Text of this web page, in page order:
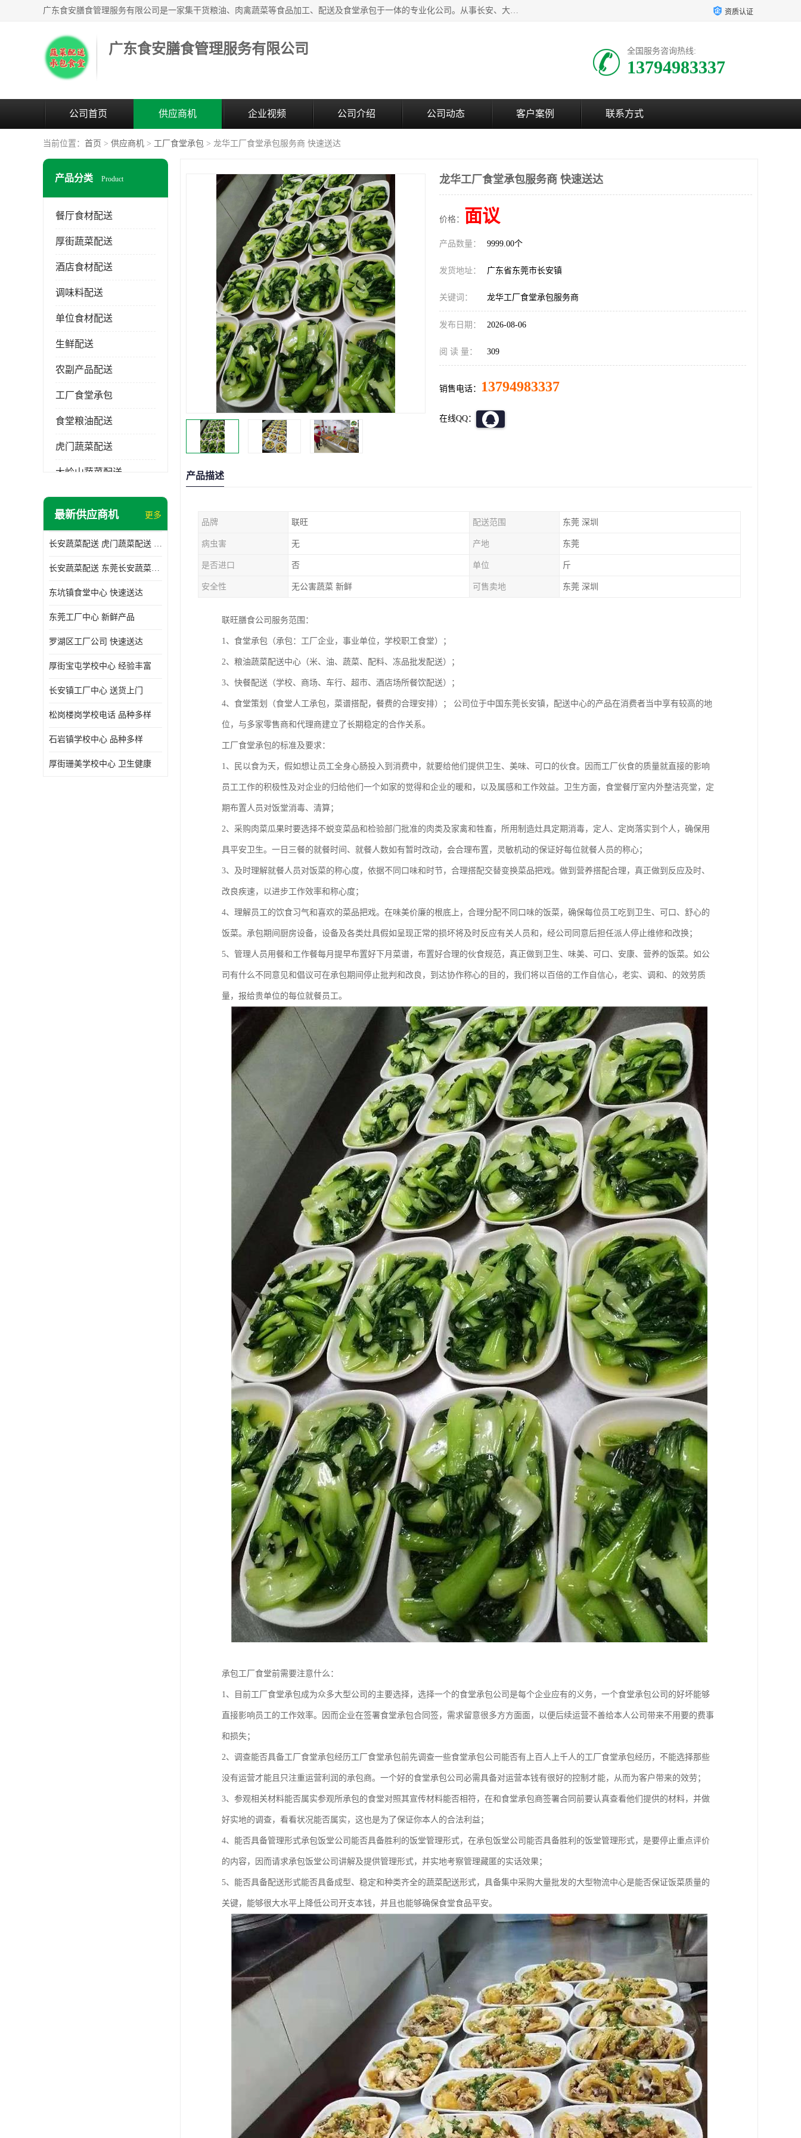
广东食安膳食管理服务有限公司是一家集干货粮油、肉禽蔬菜等食品加工、配送及食堂承包于一体的专业化公司。从事长安、大朗、大岭山、厚街、虎门等地区的蔬菜配送服务。 专业的服务队伍，以及完善的服务机制，经过多年的努力拼搏，赢得了广大客户的信赖和支持。 资质认证
广东食安膳食管理服务有限公司 全国服务咨询热线:
13794983337
公司首页 供应商机 企业视频 公司介绍 公司动态 客户案例 联系方式
当前位置： 首页 > 供应商机 > 工厂食堂承包 > 龙华工厂食堂承包服务商 快速送达
产品分类 Product
餐厅食材配送
厚街蔬菜配送
酒店食材配送
调味料配送
单位食材配送
生鲜配送
农副产品配送
工厂食堂承包
食堂粮油配送
虎门蔬菜配送
大岭山蔬菜配送
长安蔬菜配送
最新供应商机 更多
长安蔬菜配送 虎门蔬菜配送 厚街蔬菜配送 大朗蔬菜配送
长安蔬菜配送 东莞长安蔬菜配送哪家好
东坑镇食堂中心 快速送达
东莞工厂中心 新鲜产品
罗湖区工厂公司 快速送达
厚街宝屯学校中心 经验丰富
长安镇工厂中心 送货上门
松岗楼岗学校电话 品种多样
石岩镇学校中心 品种多样
厚街珊美学校中心 卫生健康
龙华工厂食堂承包服务商 快速送达
价格： 面议
产品数量： 9999.00个
发货地址： 广东省东莞市长安镇
关键词： 龙华工厂食堂承包服务商
发布日期： 2026-08-06
阅 读 量： 309
销售电话： 13794983337
在线QQ：
产品描述
品牌 联旺 配送范围 东莞 深圳
病虫害 无 产地 东莞
是否进口 否 单位 斤
安全性 无公害蔬菜 新鲜 可售卖地 东莞 深圳
联旺膳食公司服务范围：
1、食堂承包（承包：工厂企业，事业单位，学校职工食堂）；
2、粮油蔬菜配送中心（米、油、蔬菜、配料、冻品批发配送）；
3、快餐配送（学校、商场、车行、超市、酒店场所餐饮配送）；
4、食堂策划（食堂人工承包，菜谱搭配，餐费的合理安排）； 公司位于中国东莞长安镇，配送中心的产品在消费者当中享有较高的地
位，与多家零售商和代理商建立了长期稳定的合作关系。
工厂食堂承包的标准及要求：
1、民以食为天，假如想让员工全身心肠投入到消费中，就要给他们提供卫生、美味、可口的伙食。因而工厂伙食的质量就直接的影响
员工工作的积极性及对企业的归给他们一个如家的觉得和企业的暖和，以及属感和工作效益。卫生方面，食堂餐厅室内外整洁亮堂，定
期布置人员对饭堂消毒、清算；
2、采购肉菜瓜果时要选择不蜕变菜品和检验部门批准的肉类及家禽和牲畜，所用制造灶具定期消毒，定人、定岗落实到个人，确保用
具平安卫生。一日三餐的就餐时间、就餐人数如有暂时改动，会合理布置，灵敏机动的保证好每位就餐人员的称心；
3、及时理解就餐人员对饭菜的称心度，依据不同口味和时节，合理搭配交替变换菜品把戏。做到营养搭配合理，真正做到反应及时、
改良疾速，以进步工作效率和称心度；
4、理解员工的饮食习气和喜欢的菜品把戏。在味美价廉的根底上，合理分配不同口味的饭菜，确保每位员工吃到卫生、可口、舒心的
饭菜。承包期间厨房设备，设备及各类灶具假如呈现正常的损坏将及时反应有关人员和，经公司同意后担任派人停止维修和改换；
5、管理人员用餐和工作餐每月提早布置好下月菜谱，布置好合理的伙食规范，真正做到卫生、味美、可口、安康、营养的饭菜。如公
司有什么不同意见和倡议可在承包期间停止批判和改良，到达协作称心的目的，我们将以百倍的工作自信心，老实、调和、的效劳质
量，报给贵单位的每位就餐员工。
承包工厂食堂前需要注意什么：
1、目前工厂食堂承包成为众多大型公司的主要选择，选择一个的食堂承包公司是每个企业应有的义务，一个食堂承包公司的好坏能够
直接影响员工的工作效率。因而企业在签署食堂承包合同签，需求留意很多方方面面，以便后续运营不善给本人公司带来不用要的费事
和损失；
2、调查能否具备工厂食堂承包经历工厂食堂承包前先调查一些食堂承包公司能否有上百人上千人的工厂食堂承包经历，不能选择那些
没有运营才能且只注重运营利润的承包商。一个好的食堂承包公司必需具备对运营本钱有很好的控制才能，从而为客户带来的效劳；
3、参观相关材料能否属实参观所承包的食堂对照其宣传材料能否相符，在和食堂承包商签署合同前要认真查看他们提供的材料，并做
好实地的调查，看看状况能否属实，这也是为了保证你本人的合法利益；
4、能否具备管理形式承包饭堂公司能否具备胜利的饭堂管理形式，在承包饭堂公司能否具备胜利的饭堂管理形式，是要停止重点评价
的内容，因而请求承包饭堂公司讲解及提供管理形式，并实地考察管理藏匿的实话效果；
5、能否具备配送形式能否具备成型、稳定和种类齐全的蔬菜配送形式，具备集中采购大量批发的大型物流中心是能否保证饭菜质量的
关键，能够很大水平上降低公司开支本钱，并且也能够确保食堂食品平安。